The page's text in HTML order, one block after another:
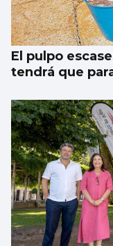
El pulpo
tendrá que